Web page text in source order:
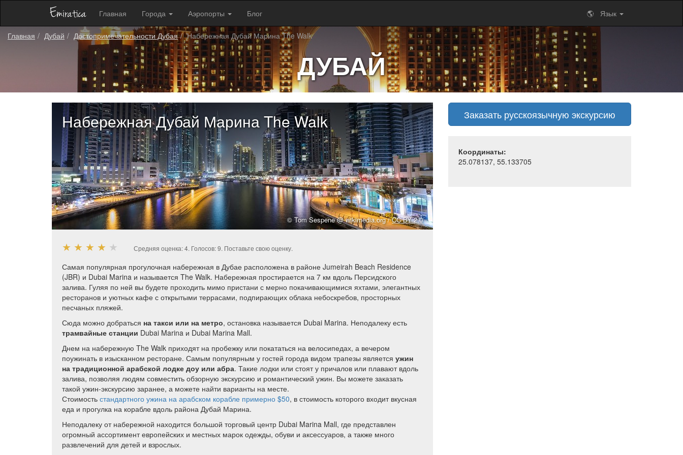
Главная Города Аэропорты Блог 🌎 Язык
Главная Дубай Достопримечательности Дубая Набережная Дубай Марина The Walk
ДУБАЙ
Набережная Дубай Марина The Walk
© Tom Sespene @ wikimedia.org /CC BY 2.0
★ ★ ★ ★ ★ Средняя оценка:4. Голосов:9. Поставьте свою оценку.
Самая популярная прогулочная набережная в Дубае расположена в районе Jumeirah Beach Residence
(JBR) и Dubai Marina и называется The Walk. Набережная простирается на 7 км вдоль Персидского
залива. Гуляя по ней вы будете проходить мимо пристани с мерно покачивающимися яхтами, элегантных
ресторанов и уютных кафе с открытыми террасами, подпирающих облака небоскребов, просторных
песчаных пляжей.
Сюда можно добраться на такси или на метро, остановка называется Dubai Marina. Неподалеку есть
трамвайные станции Dubai Marina и Dubai Marina Mall.
Днем на набережную The Walk приходят на пробежку или покататься на велосипедах, а вечером
поужинать в изысканном ресторане. Самым популярным у гостей города видом трапезы является ужин
на традиционной арабской лодке доу или абра. Такие лодки или стоят у причалов или плавают вдоль
залива, позволяя людям совместить обзорную экскурсию и романтический ужин. Вы можете заказать
такой ужин-экскурсию заранее, а можете найти варианты на месте.
Стоимость стандартного ужина на арабском корабле примерно $50, в стоимость которого входит вкусная
еда и прогулка на корабле вдоль района Дубай Марина.
Неподалеку от набережной находится большой торговый центр Dubai Marina Mall, где представлен
огромный ассортимент европейских и местных марок одежды, обуви и аксессуаров, а также много
развлечений для детей и взрослых.
Заказать русскоязычную экскурсию
Координаты:
25.078137, 55.133705